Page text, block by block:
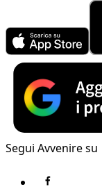
Segui Avvenire su